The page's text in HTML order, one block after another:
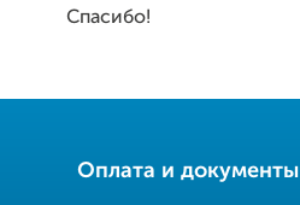
Спасибо!
Оплата и документы